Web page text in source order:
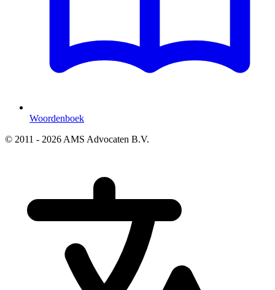
Woordenboek
© 2011 - 2026 AMS Advocaten B.V.